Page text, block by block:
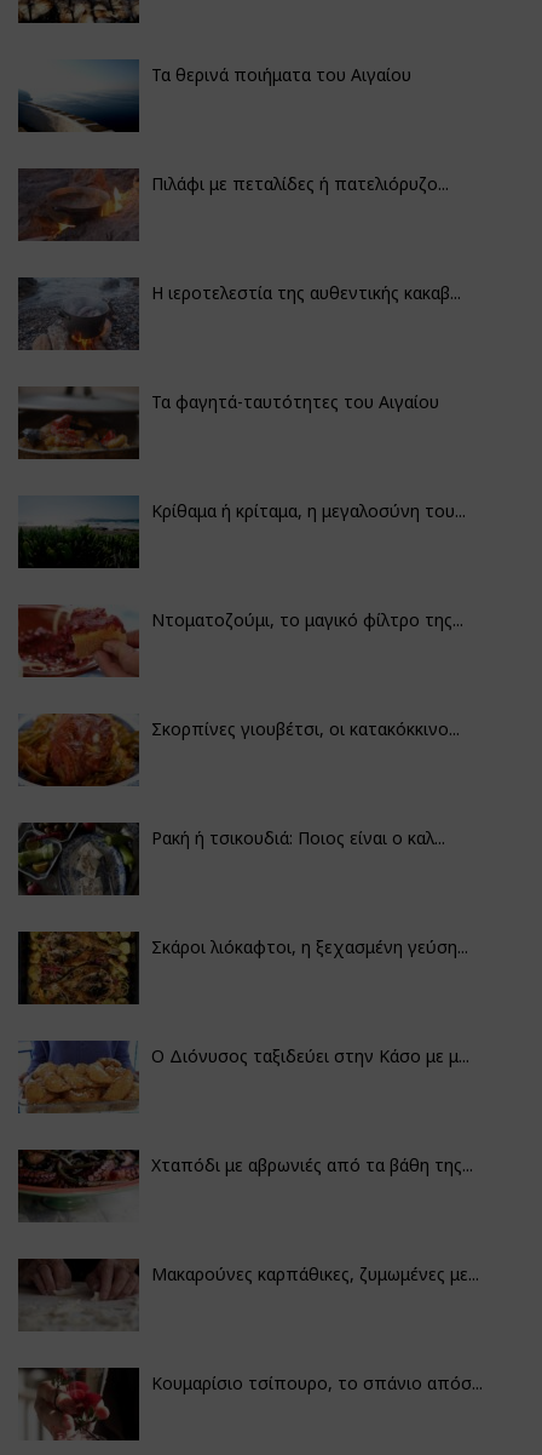
Τα θερινά ποιήματα του Αιγαίου
Πιλάφι με πεταλίδες ή πατελιόρυζο...
Η ιεροτελεστία της αυθεντικής κακαβ...
Τα φαγητά-ταυτότητες του Αιγαίου
Κρίθαμα ή κρίταμα, η μεγαλοσύνη του...
Ντοματοζούμι, το μαγικό φίλτρο της...
Σκορπίνες γιουβέτσι, οι κατακόκκινο...
Ρακή ή τσικουδιά: Ποιος είναι ο καλ...
Σκάροι λιόκαφτοι, η ξεχασμένη γεύση...
Ο Διόνυσος ταξιδεύει στην Κάσο με μ...
Χταπόδι με αβρωνιές από τα βάθη της...
Μακαρούνες καρπάθικες, ζυμωμένες με...
Κουμαρίσιο τσίπουρο, το σπάνιο απόσ...